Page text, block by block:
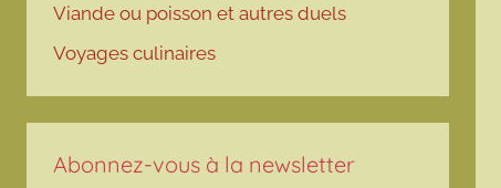
Viande ou poisson et autres duels
Voyages culinaires
Abonnez-vous à la newsletter